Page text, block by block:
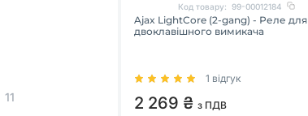
11
Код товару: 99-00012184
Ajax LightCore (2-gang) - Реле для
двоклавішного вимикача
1 відгук
2 269 ₴ з ПДВ